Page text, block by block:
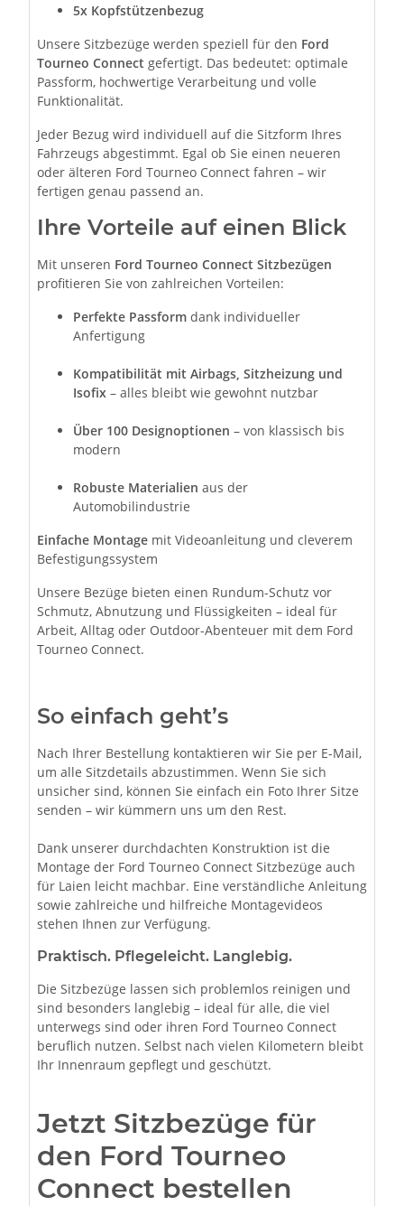
5x Kopfstützenbezug
Unsere Sitzbezüge werden speziell für den Ford
Tourneo Connect gefertigt. Das bedeutet: optimale
Passform, hochwertige Verarbeitung und volle
Funktionalität.
Jeder Bezug wird individuell auf die Sitzform Ihres
Fahrzeugs abgestimmt. Egal ob Sie einen neueren
oder älteren Ford Tourneo Connect fahren – wir
fertigen genau passend an.
Ihre Vorteile auf einen Blick
Mit unseren Ford Tourneo Connect Sitzbezügen
profitieren Sie von zahlreichen Vorteilen:
Perfekte Passform dank individueller
Anfertigung
Kompatibilität mit Airbags, Sitzheizung und
Isofix – alles bleibt wie gewohnt nutzbar
Über 100 Designoptionen – von klassisch bis
modern
Robuste Materialien aus der
Automobilindustrie
Einfache Montage mit Videoanleitung und cleverem
Befestigungssystem
Unsere Bezüge bieten einen Rundum-Schutz vor
Schmutz, Abnutzung und Flüssigkeiten – ideal für
Arbeit, Alltag oder Outdoor-Abenteuer mit dem Ford
Tourneo Connect.
So einfach geht’s
Nach Ihrer Bestellung kontaktieren wir Sie per E-Mail,
um alle Sitzdetails abzustimmen. Wenn Sie sich
unsicher sind, können Sie einfach ein Foto Ihrer Sitze
senden – wir kümmern uns um den Rest.
Dank unserer durchdachten Konstruktion ist die
Montage der Ford Tourneo Connect Sitzbezüge auch
für Laien leicht machbar. Eine verständliche Anleitung
sowie zahlreiche und hilfreiche Montagevideos
stehen Ihnen zur Verfügung.
Praktisch. Pflegeleicht. Langlebig.
Die Sitzbezüge lassen sich problemlos reinigen und
sind besonders langlebig – ideal für alle, die viel
unterwegs sind oder ihren Ford Tourneo Connect
beruflich nutzen. Selbst nach vielen Kilometern bleibt
Ihr Innenraum gepflegt und geschützt.
Jetzt Sitzbezüge für
den Ford Tourneo
Connect bestellen